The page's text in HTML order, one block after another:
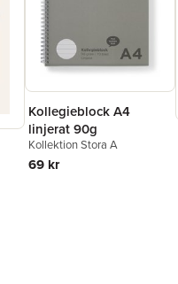
Kollegieblock A4
linjerat 90g
Kollektion Stora A
69 kr